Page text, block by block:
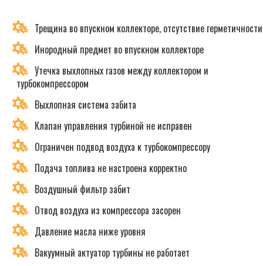
Трещина во впускном коллекторе, отсутствие герметичности
Инородный предмет во впускном коллекторе
Утечка выхлопных газов между коллектором и
турбокомпрессором
Выхлопная система забита
Клапан управления турбиной не исправен
Ограничен подвод воздуха к турбокомпрессору
Подача топлива не настроена корректно
Воздушный фильтр забит
Отвод воздуха из компрессора засорен
Давление масла ниже уровня
Вакуумный актуатор турбины не работает